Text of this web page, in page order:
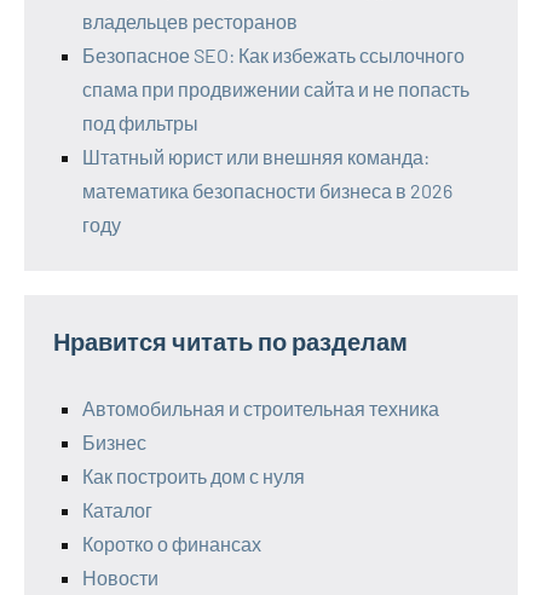
владельцев ресторанов
Безопасное SEO: Как избежать ссылочного
спама при продвижении сайта и не попасть
под фильтры
Штатный юрист или внешняя команда:
математика безопасности бизнеса в 2026
году
Нравится читать по разделам
Автомобильная и строительная техника
Бизнес
Как построить дом с нуля
Каталог
Коротко о финансах
Новости